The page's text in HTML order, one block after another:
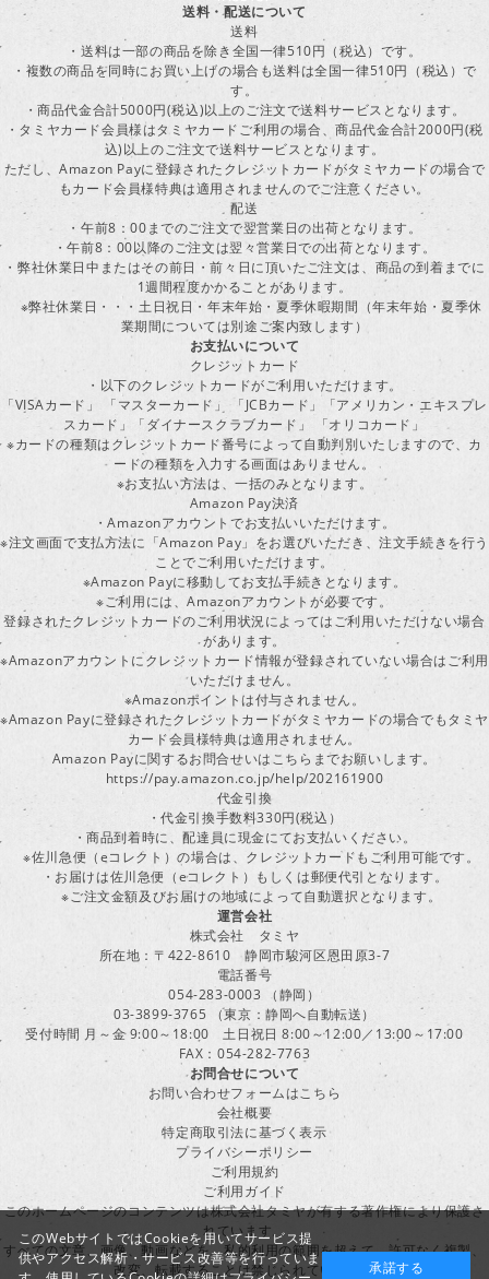
送料・配送について
送料
・送料は一部の商品を除き全国一律510円（税込）です。
・複数の商品を同時にお買い上げの場合も送料は全国一律510円（税込）で
す。
・商品代金合計5000円(税込)以上のご注文で送料サービスとなります。
・タミヤカード会員様はタミヤカードご利用の場合、商品代金合計2000円(税
込)以上のご注文で送料サービスとなります。
ただし、Amazon Payに登録されたクレジットカードがタミヤカードの場合で
もカード会員様特典は適用されませんのでご注意ください。
配送
・午前8：00までのご注文で翌営業日の出荷となります。
・午前8：00以降のご注文は翌々営業日での出荷となります。
・弊社休業日中またはその前日・前々日に頂いたご注文は、商品の到着までに
1週間程度かかることがあります。
※弊社休業日・・・土日祝日・年末年始・夏季休暇期間（年末年始・夏季休
業期間については別途ご案内致します）
お支払いについて
クレジットカード
・以下のクレジットカードがご利用いただけます。
「VISAカード」 「マスターカード」 「JCBカード」「アメリカン・エキスプレ
スカード」「ダイナースクラブカード」 「オリコカード」
※カードの種類はクレジットカード番号によって自動判別いたしますので、カ
ードの種類を入力する画面はありません。
※お支払い方法は、一括のみとなります。
Amazon Pay決済
・Amazonアカウントでお支払いいただけます。
※注文画面で支払方法に「Amazon Pay」をお選びいただき、注文手続きを行う
ことでご利用いただけます。
※Amazon Payに移動してお支払手続きとなります。
※ご利用には、Amazonアカウントが必要です。
登録されたクレジットカードのご利用状況によってはご利用いただけない場合
があります。
※Amazonアカウントにクレジットカード情報が登録されていない場合はご利用
いただけません。
※Amazonポイントは付与されません。
※Amazon Payに登録されたクレジットカードがタミヤカードの場合でもタミヤ
カード会員様特典は適用されません。
Amazon Payに関するお問合せいはこちらまでお願いします。
https://pay.amazon.co.jp/help/202161900
代金引換
・代金引換手数料330円(税込）
・商品到着時に、配達員に現金にてお支払いください。
※佐川急便（eコレクト）の場合は、クレジットカードもご利用可能です。
・お届けは佐川急便（eコレクト）もしくは郵便代引となります。
※ご注文金額及びお届けの地域によって自動選択となります。
運営会社
株式会社 タミヤ
所在地：〒422-8610 静岡市駿河区恩田原3-7
電話番号
054-283-0003 （静岡）
03-3899-3765 （東京：静岡へ自動転送）
受付時間 月～金 9:00～18:00 土日祝日 8:00～12:00／13:00～17:00
FAX：054-282-7763
お問合せについて
お問い合わせフォームはこちら
会社概要
特定商取引法に基づく表示
プライバシーポリシー
ご利用規約
ご利用ガイド
このホームページのコンテンツは株式会社タミヤが有する著作権により保護さ
れています。
すべての文章、画像、動画などを、私的利用の範囲を超えて、許可なく複製、
改変、転載することは禁じられています。
このWebサイトではCookieを用いてサービス提
供やアクセス解析・サービス改善等を行っていま
承諾する